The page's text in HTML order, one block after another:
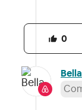
0
Bella